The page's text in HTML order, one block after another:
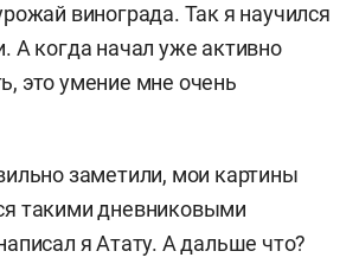
винограда. Так я научился
А когда начал уже активно
это умение мне очень
заметили, мои картины
такими дневниковыми
я Атату. А дальше что?